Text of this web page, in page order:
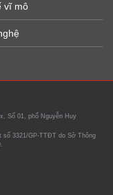
vĩ mô
Số 01, phố Nguyễn Huy
số 3321/GP-TTĐT do Sở Thông